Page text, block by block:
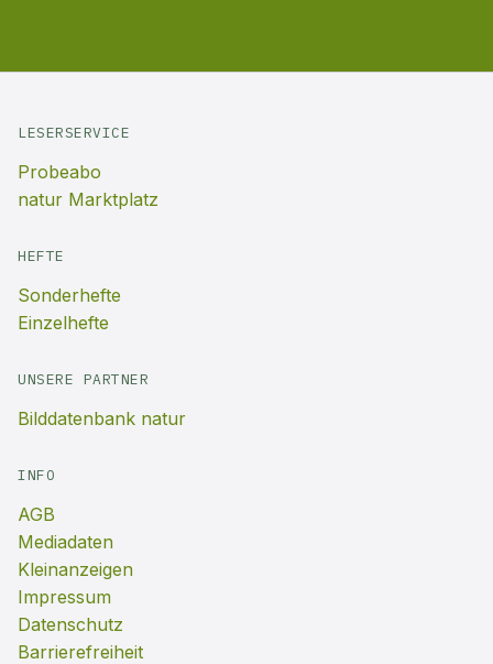
LESERSERVICE
Probeabo
natur Marktplatz
HEFTE
Sonderhefte
Einzelhefte
UNSERE PARTNER
Bilddatenbank natur
INFO
AGB
Mediadaten
Kleinanzeigen
Impressum
Datenschutz
Barrierefreiheit